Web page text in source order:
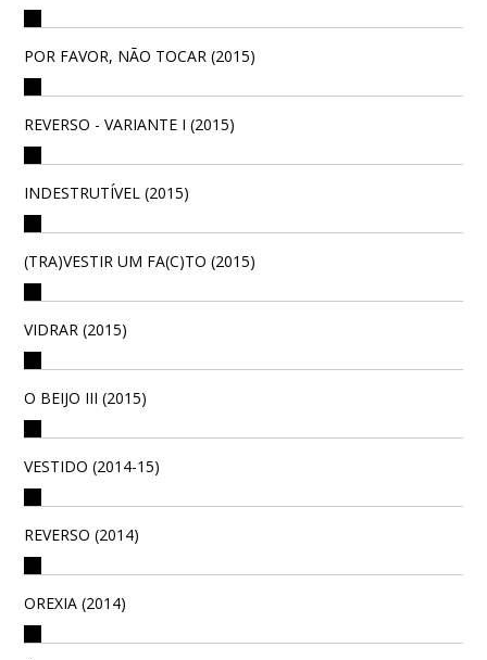
POR FAVOR, NÃO TOCAR (2015)
REVERSO - VARIANTE I (2015)
INDESTRUTÍVEL (2015)
(TRA)VESTIR UM FA(C)TO (2015)
VIDRAR (2015)
O BEIJO III (2015)
VESTIDO (2014-15)
REVERSO (2014)
OREXIA (2014)